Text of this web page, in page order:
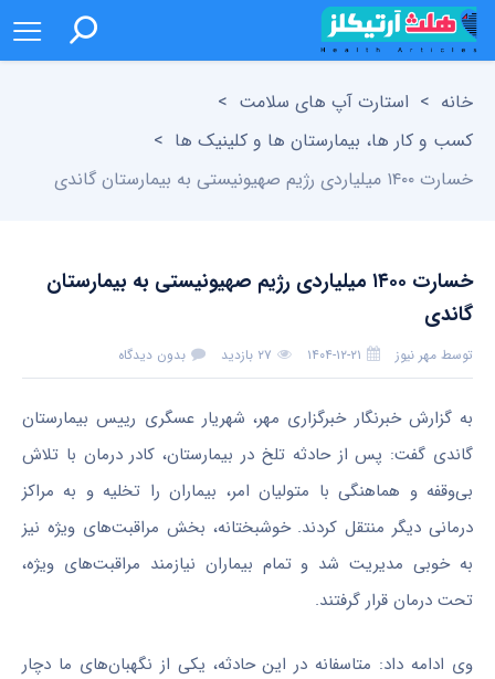
خانه > استارت آپ های سلامت >
کسب و کار ها، بیمارستان ها و کلینیک ها >
خسارت ۱۴۰۰ میلیاردی رژیم صهیونیستی به بیمارستان گاندی
خسارت ۱۴۰۰ میلیاردی رژیم صهیونیستی به بیمارستان
گاندی
توسط مهر نیوز ۱۴۰۴-۱۲-۲۱ ۲۷ بازدید بدون دیدگاه
به گزارش خبرنگار خبرگزاری مهر، شهریار عسگری رییس بیمارستان
گاندی گفت: پس از حادثه تلخ در بیمارستان، کادر درمان با تلاش
بی‌وقفه و هماهنگی با متولیان امر، بیماران را تخلیه و به مراکز
درمانی دیگر منتقل کردند. خوشبختانه، بخش مراقبت‌های ویژه نیز
به خوبی مدیریت شد و تمام بیماران نیازمند مراقبت‌های ویژه،
تحت درمان قرار گرفتند.
وی ادامه داد: متاسفانه در این حادثه، یکی از نگهبان‌های ما دچار